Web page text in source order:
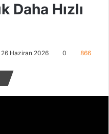
Daha Hızlı
Haziran 2026 0 866